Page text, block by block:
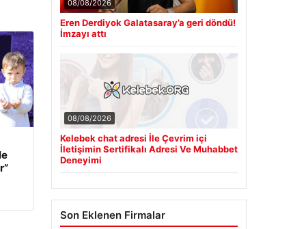
08/08/2026
Eren Derdiyok Galatasaray’a geri döndü!
İmzayı attı
08/08/2026
Kelebek chat adresi İle Çevrim içi
İletişimin Sertifikalı Adresi Ve Muhabbet
Deneyimi
Son Eklenen Firmalar